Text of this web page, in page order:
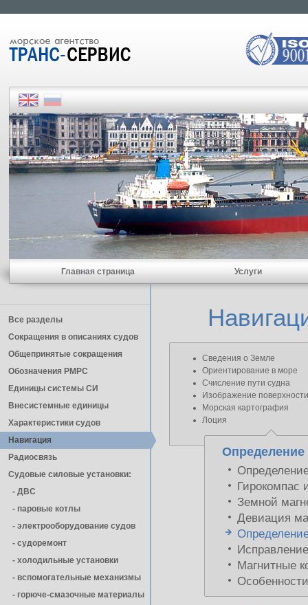
Главная страница Услуги
Все разделы
Сокращения в описаниях судов
Общепринятые сокращения
Обозначения РМРС
Единицы cистемы СИ
Внесистемные единицы
Характеристики судов
Навигация
Радиосвязь
Судовые силовые установки:
- ДВС
- паровые котлы
- электрооборудование судов
- cудоремонт
- холодильные установки
- вспомогательные механизмы
- горюче-смазочные материалы
Сведения о Земле
Ориентирование в море
Счисление пути судна
Изображение
Морская картография
Лоция
Определение
Гирокомпас
Земной
Девиация
Магнитные